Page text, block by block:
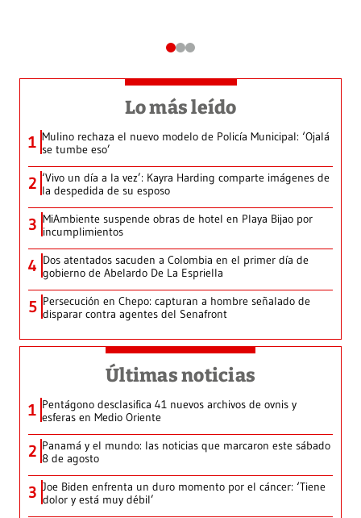
Lo más leído
1 Mulino rechaza el nuevo modelo de Policía Municipal: ‘Ojalá
se tumbe eso’
2 ‘Vivo un día a la vez’: Kayra Harding comparte imágenes de
la despedida de su esposo
3 MiAmbiente suspende obras de hotel en Playa Bijao por
incumplimientos
4 Dos atentados sacuden a Colombia en el primer día de
gobierno de Abelardo De La Espriella
5 Persecución en Chepo: capturan a hombre señalado de
disparar contra agentes del Senafront
Últimas noticias
1 Pentágono desclasifica 41 nuevos archivos de ovnis y
esferas en Medio Oriente
2 Panamá y el mundo: las noticias que marcaron este sábado
8 de agosto
3 Joe Biden enfrenta un duro momento por el cáncer: ‘Tiene
dolor y está muy débil’